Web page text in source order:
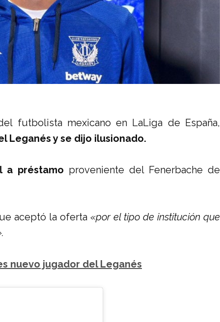
futbolista mexicano en LaLiga de España,
Leganés y se dijo ilusionado.
a préstamo proveniente del Fenerbache de
aceptó la oferta «por el tipo de institución que
nuevo jugador del Leganés